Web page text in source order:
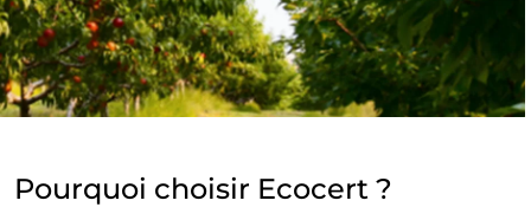
NOS SECTEURS D'ACTIVITÉ
Cosmétique
Europe
Allemagne (allemand)
Espagne (espagnol)
Italie (italien)
Pourquoi choisir Ecocert ?